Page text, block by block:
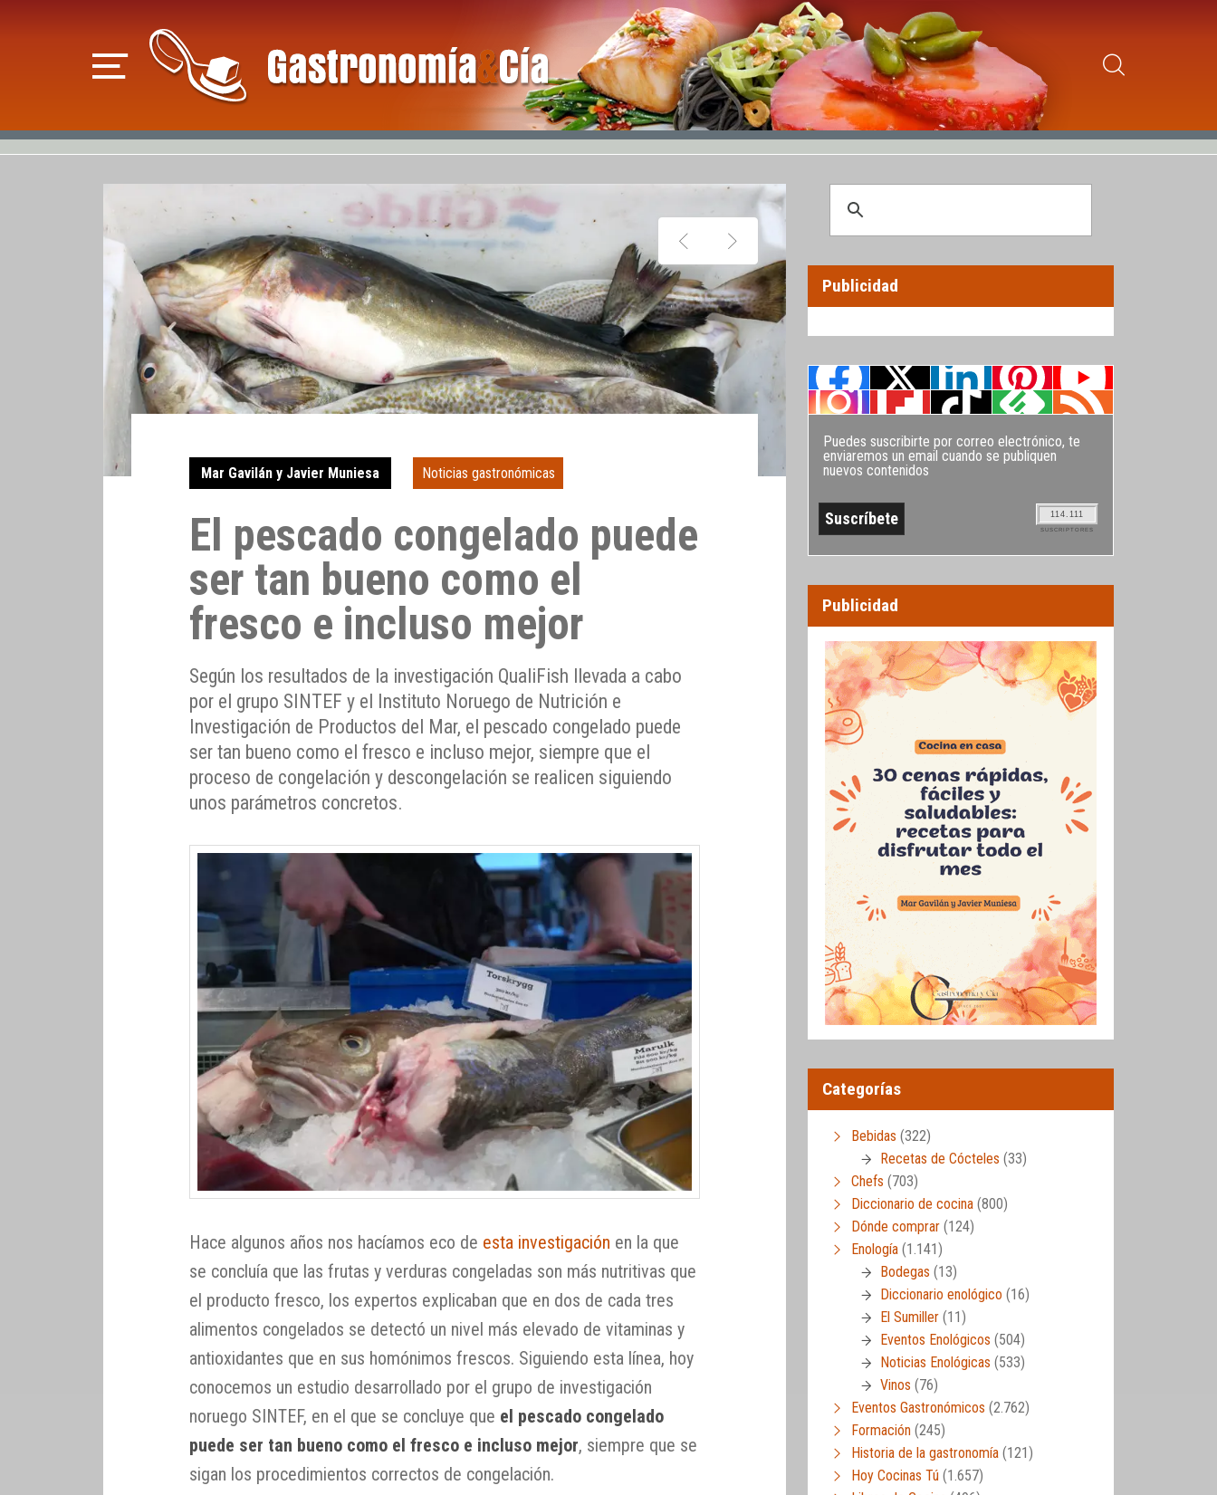
Mar Gavilán y Javier Muniesa Noticias gastronómicas
El pescado congelado puede
ser tan bueno como el
fresco e incluso mejor
Según los resultados de la investigación QualiFish llevada a cabo
por el grupo SINTEF y el Instituto Noruego de Nutrición e
Investigación de Productos del Mar, el pescado congelado puede
ser tan bueno como el fresco e incluso mejor, siempre que el
proceso de congelación y descongelación se realicen siguiendo
unos parámetros concretos.
Hace algunos años nos hacíamos eco de esta investigación en la que
se concluía que las frutas y verduras congeladas son más nutritivas que
el producto fresco, los expertos explicaban que en dos de cada tres
alimentos congelados se detectó un nivel más elevado de vitaminas y
antioxidantes que en sus homónimos frescos. Siguiendo esta línea, hoy
conocemos un estudio desarrollado por el grupo de investigación
noruego SINTEF, en el que se concluye que el pescado congelado
puede ser tan bueno como el fresco e incluso mejor, siempre que se
sigan los procedimientos correctos de congelación.
Publicidad
Puedes suscribirte por correo electrónico, te
enviaremos un email cuando se publiquen
nuevos contenidos
114.111
SUSCRIPTORES
Publicidad
Categorías
Bebidas (322)
Recetas de Cócteles (33)
Chefs (703)
Diccionario de cocina (800)
Dónde comprar (124)
Enología (1.141)
Bodegas (13)
Diccionario enológico (16)
El Sumiller (11)
Eventos Enológicos (504)
Noticias Enológicas (533)
Vinos (76)
Eventos Gastronómicos (2.762)
Formación (245)
Historia de la gastronomía (121)
Hoy Cocinas Tú (1.657)